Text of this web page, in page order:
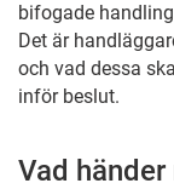
bifogade
Det är
och vad dessa
inför beslut.
Vad